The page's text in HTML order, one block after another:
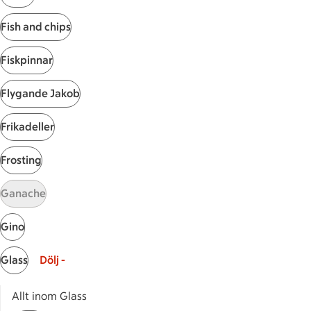
Sidfot
Start
Få snabbt svar
Prenumerera
Fish and chips
Fiskpinnar
Flygande Jakob
Frikadeller
Frosting
Ganache
Gino
Glass Dölj -
Allt inom Glass